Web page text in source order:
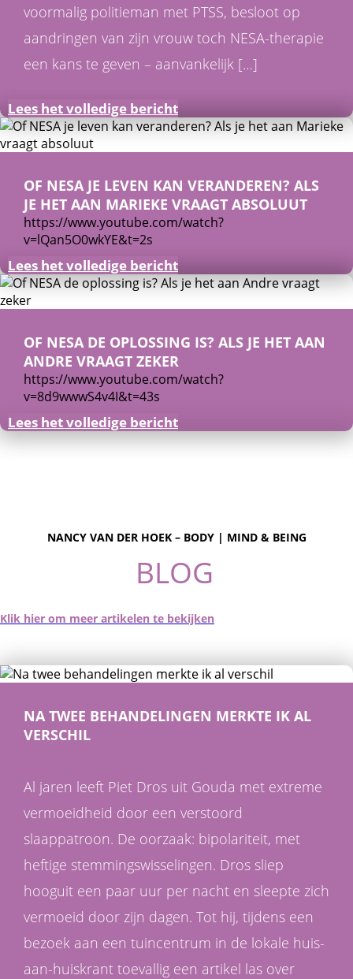
voormalig politieman met PTSS, besloot op
aandringen van zijn vrouw toch NESA-therapie
een kans te geven – aanvankelijk […]
Lees het volledige bericht
OF NESA JE LEVEN KAN VERANDEREN? ALS
JE HET AAN MARIEKE VRAAGT ABSOLUUT
https://www.youtube.com/watch?
v=lQan5O0wkYE&t=2s
Lees het volledige bericht
OF NESA DE OPLOSSING IS? ALS JE HET AAN
ANDRE VRAAGT ZEKER
https://www.youtube.com/watch?
v=8d9wwwS4v4I&t=43s
Lees het volledige bericht
NANCY VAN DER HOEK – BODY | MIND & BEING
BLOG
Klik hier om meer artikelen te bekijken
NA TWEE BEHANDELINGEN MERKTE IK AL
VERSCHIL
Al jaren leeft Piet Dros uit Gouda met extreme
vermoeidheid door een verstoord
slaappatroon. De oorzaak: bipolariteit, met
heftige stemmingswisselingen. Dros sliep
hooguit een paar uur per nacht en sleepte zich
vermoeid door zijn dagen. Tot hij, tijdens een
bezoek aan een tuincentrum in de lokale huis-
aan-huiskrant toevallig een artikel las over